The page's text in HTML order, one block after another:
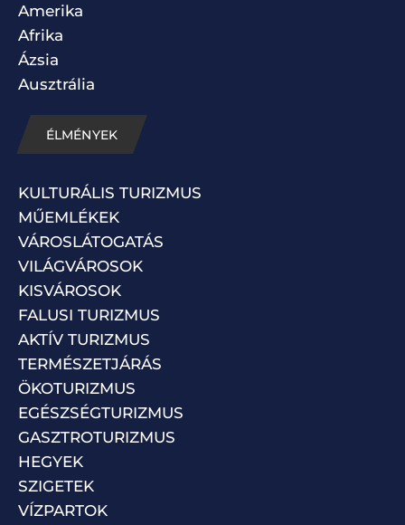
Amerika
Afrika
Ázsia
Ausztrália
ÉLMÉNYEK
KULTURÁLIS TURIZMUS
MŰEMLÉKEK
VÁROSLÁTOGATÁS
VILÁGVÁROSOK
KISVÁROSOK
FALUSI TURIZMUS
AKTÍV TURIZMUS
TERMÉSZETJÁRÁS
ÖKOTURIZMUS
EGÉSZSÉGTURIZMUS
GASZTROTURIZMUS
HEGYEK
SZIGETEK
VÍZPARTOK